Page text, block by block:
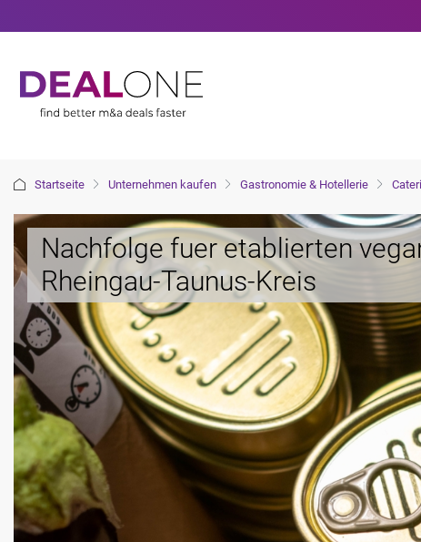
Startseite Unternehmen kaufen Gastronomie & Hotellerie
Nachfolge fuer etablierten
Rheingau-Taunus-Kreis